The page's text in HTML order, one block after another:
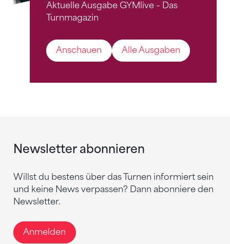
Aktuelle Ausgabe GYMlive – Das
Turnmagazin
Anschauen Alle Ausgaben
Newsletter abonnieren
Willst du bestens über das Turnen informiert sein
und keine News verpassen? Dann abonniere den
Newsletter.
Anmelden